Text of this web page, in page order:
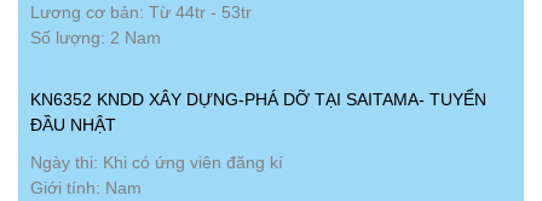
Lương cơ bản: Từ 44tr - 53tr
Số lượng: 2 Nam
KN6352 KNDD XÂY DỰNG-PHÁ DỠ TẠI SAITAMA- TUYỂN
ĐẦU NHẬT
Ngày thi: Khi có ứng viên đăng kí
Giới tính: Nam